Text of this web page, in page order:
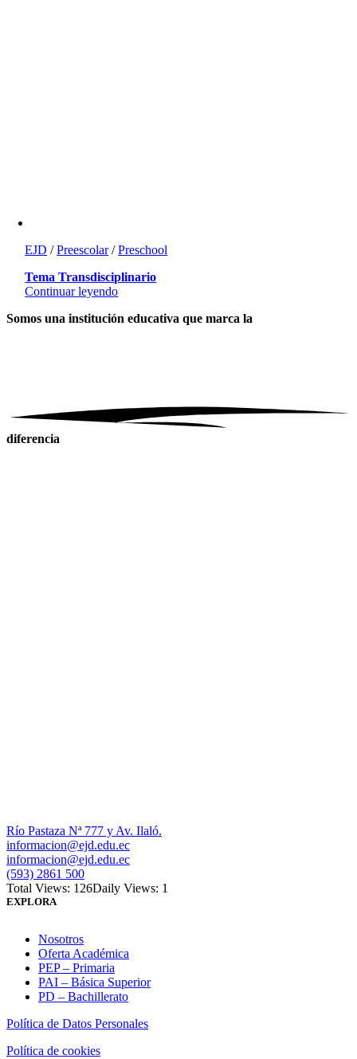
EJD /Preescolar/Preschool
Tema Transdisciplinario
Continuar leyendo
Somos una institución educativa que marca la
diferencia
Río Pastaza Nª 777 y Av. Ilaló.
informacion@ejd.edu.ec
informacion@ejd.edu.ec
(593) 2861 500
Total Views: 126Daily Views: 1
EXPLORA
Nosotros
Oferta Académica
PEP – Primaria
PAI – Básica Superior
PD – Bachillerato
Política de Datos Personales
Política de cookies